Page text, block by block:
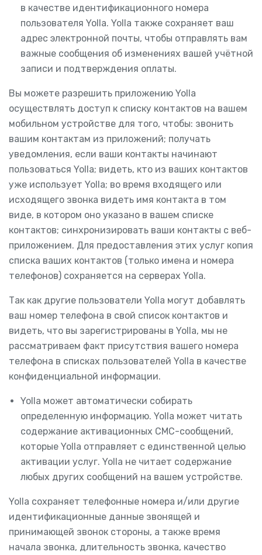
в качестве идентификационного номера
пользователя Yolla. Yolla также сохраняет ваш
адрес электронной почты, чтобы отправлять вам
важные сообщения об изменениях вашей учётной
записи и подтверждения оплаты.
Вы можете разрешить приложению Yolla
осуществлять доступ к списку контактов на вашем
мобильном устройстве для того, чтобы: звонить
вашим контактам из приложений; получать
уведомления, если ваши контакты начинают
пользоваться Yolla; видеть, кто из ваших контактов
уже использует Yolla; во время входящего или
исходящего звонка видеть имя контакта в том
виде, в котором оно указано в вашем списке
контактов; синхронизировать ваши контакты с веб-
приложением. Для предоставления этих услуг копия
списка ваших контактов (только имена и номера
телефонов) сохраняется на серверах Yolla.
Так как другие пользователи Yolla могут добавлять
ваш номер телефона в свой список контактов и
видеть, что вы зарегистрированы в Yolla, мы не
рассматриваем факт присутствия вашего номера
телефона в списках пользователей Yolla в качестве
конфиденциальной информации.
Yolla может автоматически собирать
определенную информацию. Yolla может читать
содержание активационных СМС-сообщений,
которые Yolla отправляет с единственной целью
активации услуг. Yolla не читает содержание
любых других сообщений на вашем устройстве.
Yolla сохраняет телефонные номера и/или другие
идентификационные данные звонящей и
принимающей звонок стороны, а также время
начала звонка, длительность звонка, качество